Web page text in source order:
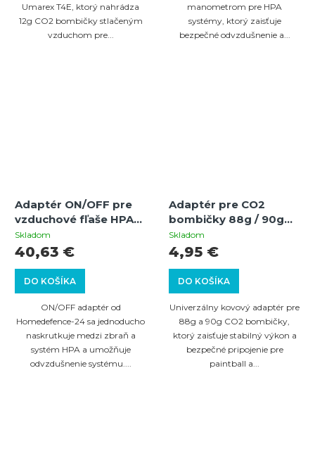
Umarex T4E, ktorý nahrádza
12g CO2 bombičky stlačeným
vzduchom pre...
manometrom pre HPA
systémy, ktorý zaisťuje
bezpečné odvzdušnenie a...
Adaptér ON/OFF pre
vzduchové fľaše HPA
vhodné pre zbrane
Umarex T4E
Skladom
DO KOŠÍKA
40,63 €
ON/OFF adaptér od
Homedefence-24 sa jednoducho
naskrutkuje medzi zbraň a
systém HPA a umožňuje
odvzdušnenie systému....
Adaptér pre CO2
bombičky 88g / 90g
pre paintball,
vzduchovky a zbrane
T4E
Skladom
DO KOŠÍKA
4,95 €
Univerzálny kovový adaptér pre
88g a 90g CO2 bombičky,
ktorý zaisťuje stabilný výkon a
bezpečné pripojenie pre
paintball a...